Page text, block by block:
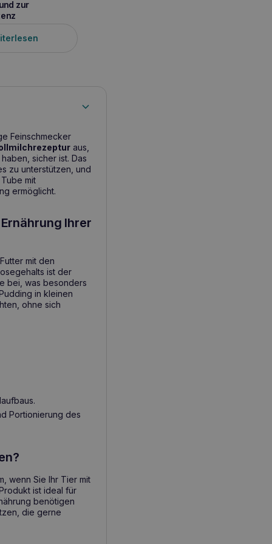
zur
Feinschmecker
aus,
sicher ist. Das
zu unterstützen, und
mit
ermöglicht.
Ihrer
mit den
ist der
bei, was besonders
in kleinen
ohne sich
Portionierung des
wenn Sie Ihr Tier mit
ist ideal für
benötigen
die gerne